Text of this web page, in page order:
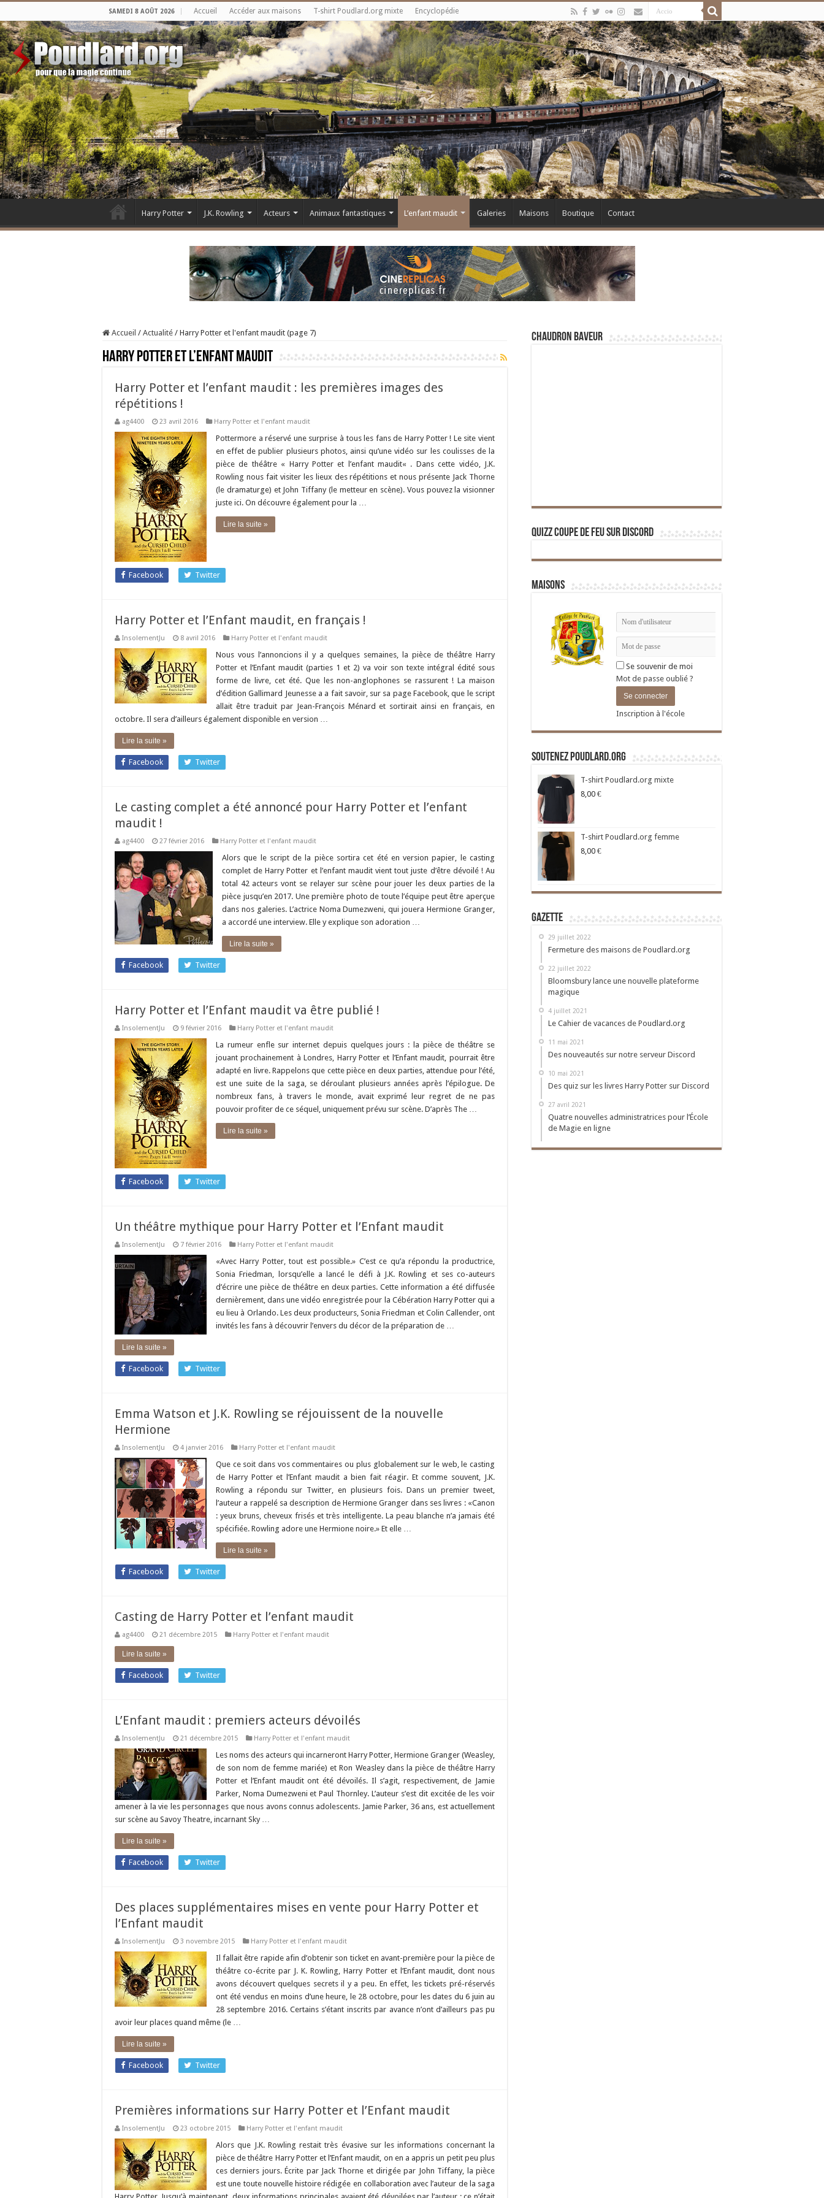
SAMEDI 8 AOÛT 2026 Accueil Accéder aux maisons T-shirt Poudlard.org mixte Encyclopédie
Harry Potter J.K. Rowling Acteurs Animaux fantastiques L’enfant maudit Galeries Maisons Boutique Contact
Accueil / Actualité / Harry Potter et l'enfant maudit (page 7)
Harry Potter et l’enfant maudit
Harry Potter et l’enfant maudit : les premières images des
répétitions !
ag4400 23 avril 2016 Harry Potter et l'enfant maudit
Pottermore a réservé une surprise à tous les fans de Harry Potter ! Le site vient
en effet de publier plusieurs photos, ainsi qu’une vidéo sur les coulisses de la
pièce de théâtre « Harry Potter et l’enfant maudit« . Dans cette vidéo, J.K.
Rowling nous fait visiter les lieux des répétitions et nous présente Jack Thorne
(le dramaturge) et John Tiffany (le metteur en scène). Vous pouvez la visionner
juste ici. On découvre également pour la …
Lire la suite »
Facebook Twitter
Harry Potter et l’Enfant maudit, en français !
InsolementJu 8 avril 2016 Harry Potter et l'enfant maudit
Nous vous l’annoncions il y a quelques semaines, la pièce de théâtre Harry
Potter et l’Enfant maudit (parties 1 et 2) va voir son texte intégral édité sous
forme de livre, cet été. Que les non-anglophones se rassurent ! La maison
d’édition Gallimard Jeunesse a a fait savoir, sur sa page Facebook, que le script
allait être traduit par Jean-François Ménard et sortirait ainsi en français, en
octobre. Il sera d’ailleurs également disponible en version …
Lire la suite »
Facebook Twitter
Le casting complet a été annoncé pour Harry Potter et l’enfant
maudit !
ag4400 27 février 2016 Harry Potter et l'enfant maudit
Alors que le script de la pièce sortira cet été en version papier, le casting
complet de Harry Potter et l’enfant maudit vient tout juste d’être dévoilé ! Au
total 42 acteurs vont se relayer sur scène pour jouer les deux parties de la
pièce jusqu’en 2017. Une première photo de toute l’équipe peut être aperçue
dans nos galeries. L’actrice Noma Dumezweni, qui jouera Hermione Granger,
a accordé une interview. Elle y explique son adoration …
Lire la suite »
Facebook Twitter
Harry Potter et l’Enfant maudit va être publié !
InsolementJu 9 février 2016 Harry Potter et l'enfant maudit
La rumeur enfle sur internet depuis quelques jours : la pièce de théâtre se
jouant prochainement à Londres, Harry Potter et l’Enfant maudit, pourrait être
adapté en livre. Rappelons que cette pièce en deux parties, attendue pour l’été,
est une suite de la saga, se déroulant plusieurs années après l’épilogue. De
nombreux fans, à travers le monde, avait exprimé leur regret de ne pas
pouvoir profiter de ce séquel, uniquement prévu sur scène. D’après The …
Lire la suite »
Facebook Twitter
Un théâtre mythique pour Harry Potter et l’Enfant maudit
InsolementJu 7 février 2016 Harry Potter et l'enfant maudit
«Avec Harry Potter, tout est possible.» C’est ce qu’a répondu la productrice,
Sonia Friedman, lorsqu’elle a lancé le défi à J.K. Rowling et ses co-auteurs
d’écrire une pièce de théâtre en deux parties. Cette information a été diffusée
dernièrement, dans une vidéo enregistrée pour la Cébération Harry Potter qui a
eu lieu à Orlando. Les deux producteurs, Sonia Friedman et Colin Callender, ont
invités les fans à découvrir l’envers du décor de la préparation de …
Lire la suite »
Facebook Twitter
Emma Watson et J.K. Rowling se réjouissent de la nouvelle
Hermione
InsolementJu 4 janvier 2016 Harry Potter et l'enfant maudit
Que ce soit dans vos commentaires ou plus globalement sur le web, le casting
de Harry Potter et l’Enfant maudit a bien fait réagir. Et comme souvent, J.K.
Rowling a répondu sur Twitter, en plusieurs fois. Dans un premier tweet,
l’auteur a rappelé sa description de Hermione Granger dans ses livres : «Canon
: yeux bruns, cheveux frisés et très intelligente. La peau blanche n’a jamais été
spécifiée. Rowling adore une Hermione noire.» Et elle …
Lire la suite »
Facebook Twitter
Casting de Harry Potter et l’enfant maudit
ag4400 21 décembre 2015 Harry Potter et l'enfant maudit
Lire la suite »
Facebook Twitter
L’Enfant maudit : premiers acteurs dévoilés
InsolementJu 21 décembre 2015 Harry Potter et l'enfant maudit
Les noms des acteurs qui incarneront Harry Potter, Hermione Granger (Weasley,
de son nom de femme mariée) et Ron Weasley dans la pièce de théâtre Harry
Potter et l’Enfant maudit ont été dévoilés. Il s’agit, respectivement, de Jamie
Parker, Noma Dumezweni et Paul Thornley. L’auteur s’est dit excitée de les voir
amener à la vie les personnages que nous avons connus adolescents. Jamie Parker, 36 ans, est actuellement
sur scène au Savoy Theatre, incarnant Sky …
Lire la suite »
Facebook Twitter
Des places supplémentaires mises en vente pour Harry Potter et
l’Enfant maudit
InsolementJu 3 novembre 2015 Harry Potter et l'enfant maudit
Il fallait être rapide afin d’obtenir son ticket en avant-première pour la pièce de
théâtre co-écrite par J. K. Rowling, Harry Potter et l’Enfant maudit, dont nous
avons découvert quelques secrets il y a peu. En effet, les tickets pré-réservés
ont été vendus en moins d’une heure, le 28 octobre, pour les dates du 6 juin au
28 septembre 2016. Certains s’étant inscrits par avance n’ont d’ailleurs pas pu
avoir leur places quand même (le …
Lire la suite »
Facebook Twitter
Premières informations sur Harry Potter et l’Enfant maudit
InsolementJu 23 octobre 2015 Harry Potter et l'enfant maudit
Alors que J.K. Rowling restait très évasive sur les informations concernant la
pièce de théâtre Harry Potter et l’Enfant maudit, on en a appris un petit peu plus
ces derniers jours. Écrite par Jack Thorne et dirigée par John Tiffany, la pièce
est une toute nouvelle histoire rédigée en collaboration avec l’auteur de la saga
Chaudron Baveur
Quizz Coupe de Feu sur Discord
Maisons
Se souvenir de moi
Mot de passe oublié ?
Inscription à l'école
Soutenez Poudlard.org
T-shirt Poudlard.org mixte
8,00 €
T-shirt Poudlard.org femme
8,00 €
Gazette
29 juillet 2022
Fermeture des maisons de Poudlard.org
22 juillet 2022
Bloomsbury lance une nouvelle plateforme
magique
4 juillet 2021
Le Cahier de vacances de Poudlard.org
11 mai 2021
Des nouveautés sur notre serveur Discord
10 mai 2021
Des quiz sur les livres Harry Potter sur Discord
27 avril 2021
Quatre nouvelles administratrices pour l’École
de Magie en ligne